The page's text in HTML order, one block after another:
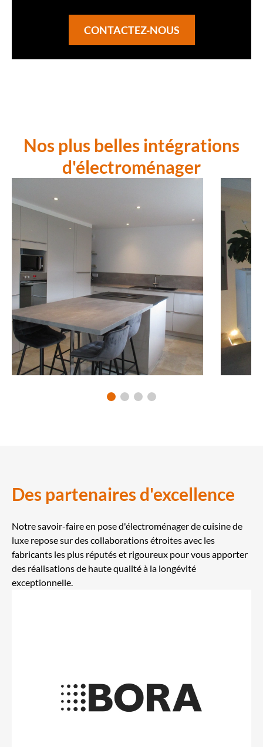
CONTACTEZ-NOUS
Nos plus belles intégrations
d'électroménager
Des partenaires d'excellence
Notre savoir-faire en pose d'électroménager de cuisine de
luxe repose sur des collaborations étroites avec les
fabricants les plus réputés et rigoureux pour vous apporter
des réalisations de haute qualité à la longévité
exceptionnelle.